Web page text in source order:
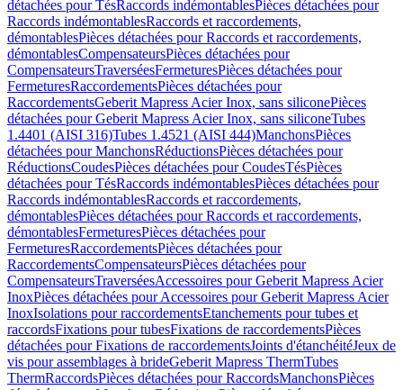
détachées pour TésRaccords indémontablesPièces détachées pour
Raccords indémontablesRaccords et raccordements,
démontablesPièces détachées pour Raccords et raccordements,
démontablesCompensateursPièces détachées pour
CompensateursTraverséesFermeturesPièces détachées pour
FermeturesRaccordementsPièces détachées pour
RaccordementsGeberit Mapress Acier Inox, sans siliconePièces
détachées pour Geberit Mapress Acier Inox, sans siliconeTubes
1.4401 (AISI 316)Tubes 1.4521 (AISI 444)ManchonsPièces
détachées pour ManchonsRéductionsPièces détachées pour
RéductionsCoudesPièces détachées pour CoudesTésPièces
détachées pour TésRaccords indémontablesPièces détachées pour
Raccords indémontablesRaccords et raccordements,
démontablesPièces détachées pour Raccords et raccordements,
démontablesFermeturesPièces détachées pour
FermeturesRaccordementsPièces détachées pour
RaccordementsCompensateursPièces détachées pour
CompensateursTraverséesAccessoires pour Geberit Mapress Acier
InoxPièces détachées pour Accessoires pour Geberit Mapress Acier
InoxIsolations pour raccordementsEtanchements pour tubes et
raccordsFixations pour tubesFixations de raccordementsPièces
détachées pour Fixations de raccordementsJoints d'étanchéitéJeux de
vis pour assemblages à brideGeberit Mapress ThermTubes
ThermRaccordsPièces détachées pour RaccordsManchonsPièces